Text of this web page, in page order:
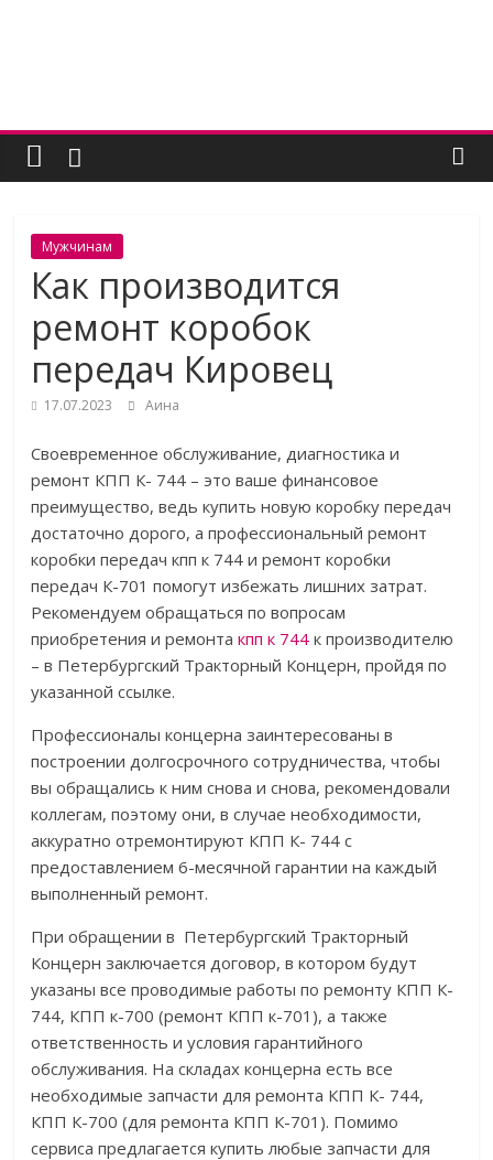
Женский
угодник
Блог
полезных
статей
для
женщин
Мужчинам
Как производится
ремонт коробок
передач Кировец
17.07.2023 Аина
Своевременное обслуживание, диагностика и
ремонт КПП К- 744 – это ваше финансовое
преимущество, ведь купить новую коробку передач
достаточно дорого, а профессиональный ремонт
коробки передач кпп к 744 и ремонт коробки
передач К-701 помогут избежать лишних затрат.
Рекомендуем обращаться по вопросам
приобретения и ремонтакпп к 744 к производителю
– в Петербургский Тракторный Концерн, пройдя по
указанной ссылке.
Профессионалы концерна заинтересованы в
построении долгосрочного сотрудничества, чтобы
вы обращались к ним снова и снова, рекомендовали
коллегам, поэтому они, в случае необходимости,
аккуратно отремонтируют КПП К- 744 с
предоставлением 6-месячной гарантии на каждый
выполненный ремонт.
При обращении в Петербургский Тракторный
Концерн заключается договор, в котором будут
указаны все проводимые работы по ремонту КПП К-
744, КПП к-700 (ремонт КПП к-701), а также
ответственность и условия гарантийного
обслуживания. На складах концерна есть все
необходимые запчасти для ремонта КПП К- 744,
КПП К-700 (для ремонта КПП К-701). Помимо
сервиса предлагается купить любые запчасти для